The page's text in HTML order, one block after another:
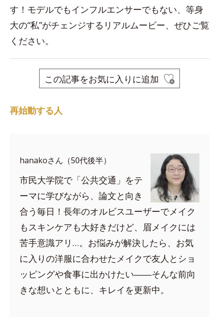
す！モデルでもインフルエンサーでもない、等身
大の“私”がチェンジするリアルムービー、ぜひご覧
ください。
この記事をお気に入りに追加
再始動する人
hanakoさん（50代後半）
市民大学院で「公共交通」をテ
ーマに学びながら、論文と向き
合う毎日！長年のオルビスユーザーでメイク
もスキンケアも大好きだけど、眉メイクには
苦手意識アリ…。お悩みが解決したら、お気
に入りの洋服に合わせたメイクで友人とショ
ッピングや食事に出かけたい――そんな前向
きな想いとともに、キレイを更新中。